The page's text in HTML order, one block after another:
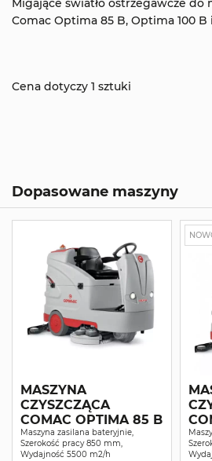
Migające światło ostrzegawcze do
Comac Optima 85 B, Optima 100 B
Cena dotyczy 1 sztuki
Dopasowane maszyny
MASZYNA
CZYSZCZĄCA
COMAC OPTIMA 85 B
Maszyna zasilana bateryjnie,
Szerokość pracy 850 mm,
Wydajność 5500 m2/h
B